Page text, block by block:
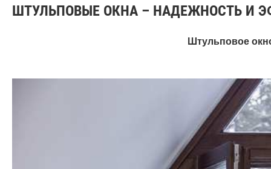
ШТУЛЬПОВЫЕ ОКНА – НАДЕЖНОСТЬ И
Штульповое